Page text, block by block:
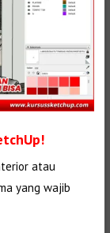
atau
yang wajib